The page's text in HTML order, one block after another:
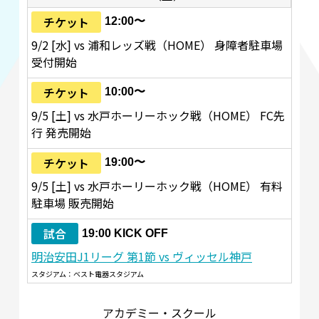
チケット
12:00〜
9/2 [水] vs 浦和レッズ戦（HOME） 身障者駐車場
受付開始
チケット
10:00〜
9/5 [土] vs 水戸ホーリーホック戦（HOME） FC先
行 発売開始
チケット
19:00〜
9/5 [土] vs 水戸ホーリーホック戦（HOME） 有料
駐車場 販売開始
試合
19:00 KICK OFF
明治安田J1リーグ 第1節 vs ヴィッセル神戸
スタジアム：ベスト電器スタジアム
アカデミー・スクール